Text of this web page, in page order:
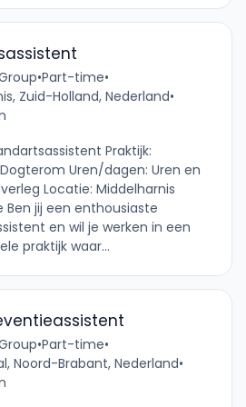
•Part-time•
Zuid-Holland, Nederland•
Praktijk:
Uren/dagen: Uren en
Locatie: Middelharnis
Ben jij een enthousiaste
en wil je werken in een
praktijk waar...
•Part-time•
Noord-Brabant, Nederland•